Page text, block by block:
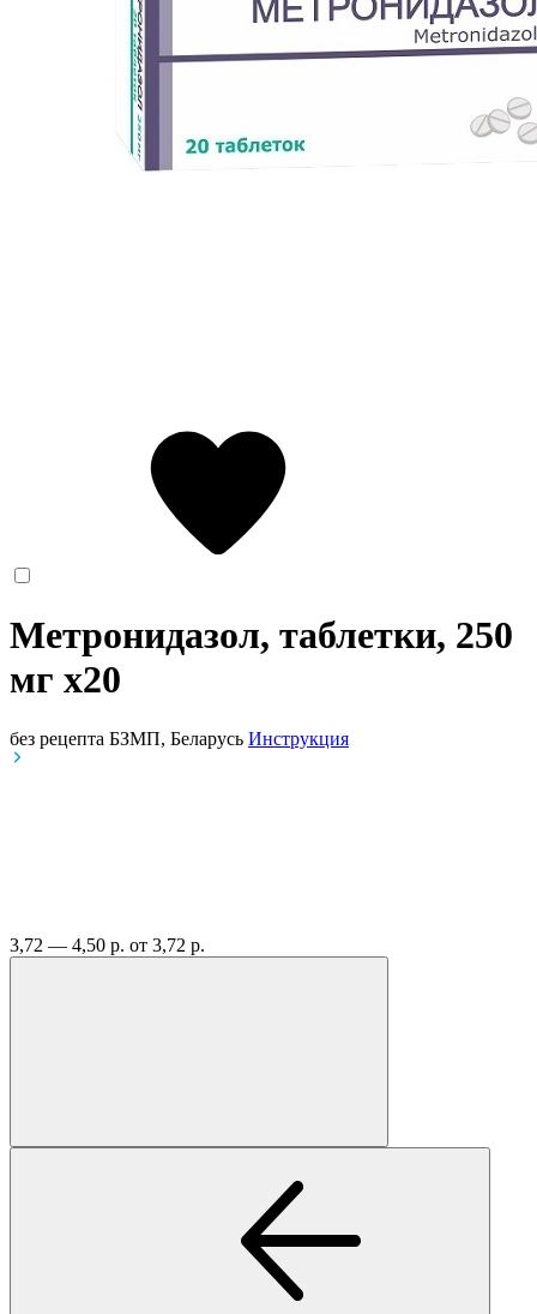
Метронидазол, таблетки, 250
мг x20
без рецепта БЗМП, Беларусь Инструкция
3,72 — 4,50 р. от 3,72 р.